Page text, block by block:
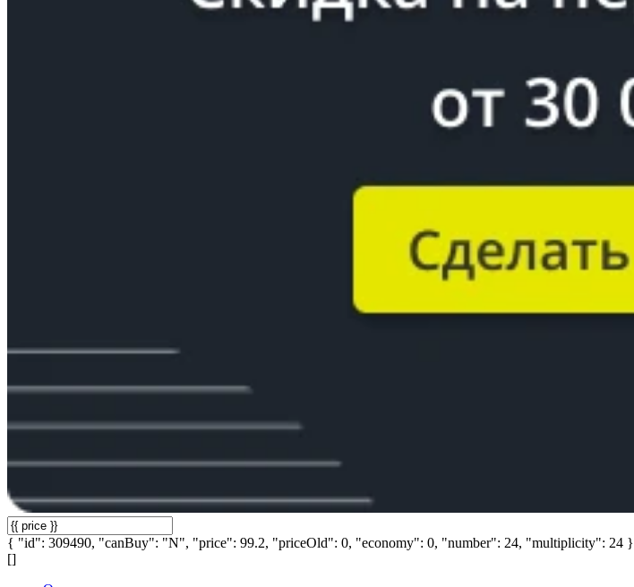
{ "id": 309490, "canBuy": "N", "price": 99.2, "priceOld": 0, "economy": 0, "number": 24, "multiplicity": 24 }
[]